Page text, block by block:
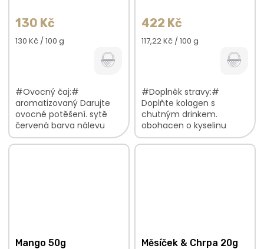
130 Kč
Měrná
130 Kč / 100 g
#Ovocný čaj:#
aromatizovaný Darujte
ovocné potěšení. sytě
červená barva nálevu
květinová vůně s
ovocným nádechem
422 Kč
Měrná
117,22 Kč / 100 g
#Doplněk stravy:#
Doplňte kolagen s
chutným drinkem.
obohacen o kyselinu
hyaluronovou balení na
45 dnů péče o pokožku
Mango 50g Měsíček & Chrpa 20g